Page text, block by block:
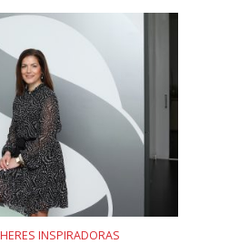
INSPIRADORAS